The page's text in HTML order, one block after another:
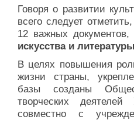
Говоря о развитии
всего следует
12 важных
искусства и
В целях повышения
жизни страны,
базы созданы
творческих
совместно с